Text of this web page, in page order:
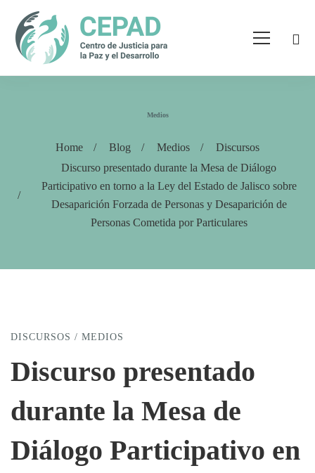
Medios
Home Blog Medios
Discursos
Discurso presentado durante la Mesa de Diálogo
Participativo en torno a la Ley del Estado de Jalisco sobre
Desaparición Forzada de Personas y Desaparición de
Personas Cometida por Particulares
Discurso
presentado
durante
DISCURSOS / MEDIOS
Discurso presentado
durante la Mesa de
Diálogo Participativo en